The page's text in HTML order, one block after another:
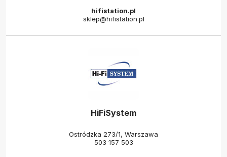
hifistation.pl
sklep@hifistation.pl
HiFiSystem
Ostródzka 273/1, Warszawa
503 157 503